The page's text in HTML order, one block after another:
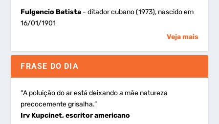
Fulgencio Batista - ditador cubano (1973), nascido em
16/01/1901
Veja mais
FRASE DO DIA
“A poluição do ar está deixando a mãe natureza
precocemente grisalha.”
Irv Kupcinet, escritor americano